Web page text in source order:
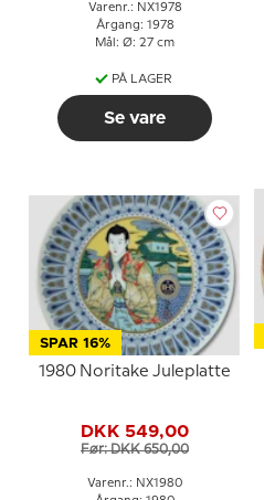
Varenr.: NX1978
Årgang: 1978
Mål: Ø: 27 cm
PÅ LAGER
Se vare
SPAR 16%
1980 Noritake Juleplatte
DKK 549,00
Før: DKK 650,00
Varenr.: NX1980